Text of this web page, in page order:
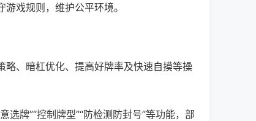
戏规则，维护公平环境。
、暗杠优化、提高好牌率及快速自摸等操
牌”“控制牌型”“防检测防封号”等功能，部